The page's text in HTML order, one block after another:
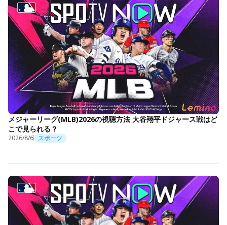
メジャーリーグ(MLB)2026の視聴方法 大谷翔平ドジャース戦はど
こで見られる？
2026/8/6 スポーツ